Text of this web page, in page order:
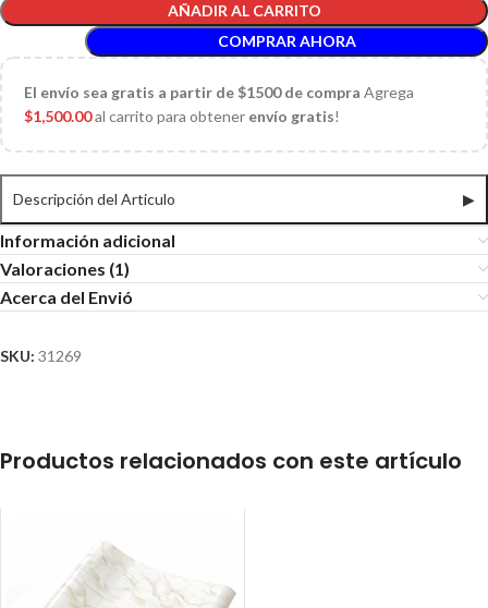
AÑADIR AL CARRITO
COMPRAR AHORA
El envío sea gratis a partir de $1500 de compra Agrega
$1,500.00al carrito para obtener envío gratis!
Descripción del Articulo ▶
Información adicional
Valoraciones (1)
Acerca del Envió
SKU: 31269
Productos relacionados con este artículo